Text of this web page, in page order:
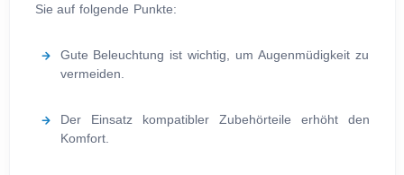
Sie auf folgende Punkte:
Gute Beleuchtung ist wichtig, um Augenmüdigkeit zu
vermeiden.
Der Einsatz kompatibler Zubehörteile erhöht den
Komfort.